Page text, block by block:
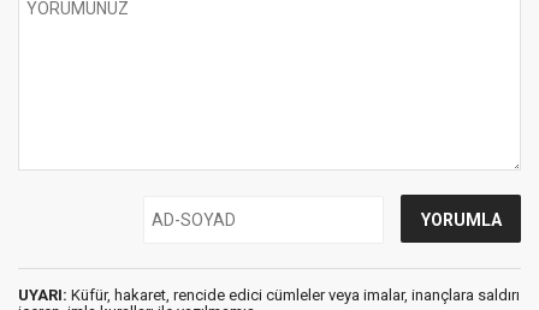
UYARI: Küfür, hakaret, rencide edici cümleler veya imalar, inançlara saldırı